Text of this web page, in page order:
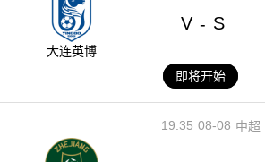
大连英博
V - S
即将开始
08-08
19:35 中超